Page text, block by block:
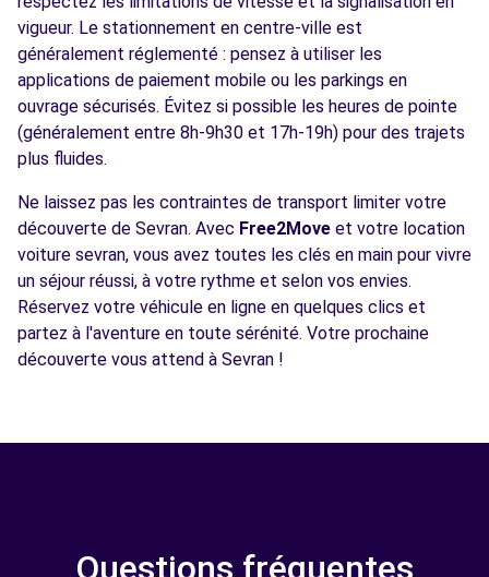
vigueur. Le stationnement en centre-ville est
généralement réglementé : pensez à utiliser les
applications de paiement mobile ou les parkings en
ouvrage sécurisés. Évitez si possible les heures de pointe
(généralement entre 8h-9h30 et 17h-19h) pour des trajets
plus fluides.
Ne laissez pas les contraintes de transport limiter votre
découverte de Sevran. Avec Free2Move et votre location
voiture sevran, vous avez toutes les clés en main pour vivre
un séjour réussi, à votre rythme et selon vos envies.
Réservez votre véhicule en ligne en quelques clics et
partez à l'aventure en toute sérénité. Votre prochaine
découverte vous attend à Sevran !
Questions fréquentes